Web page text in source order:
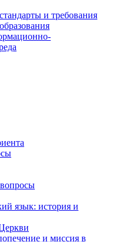
и требования
язык: история и
и миссия в